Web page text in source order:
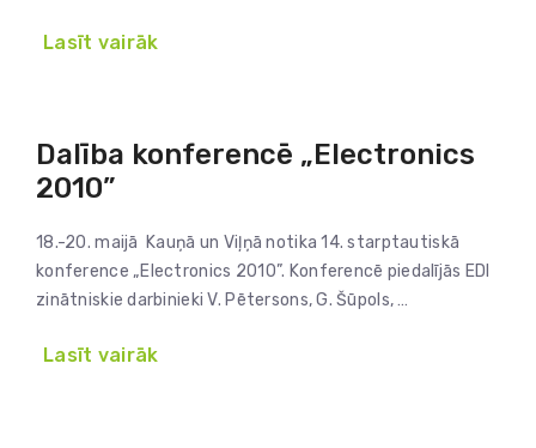
Lasīt vairāk
Dalība konferencē „Electronics
2010”
18.-20. maijā Kauņā un Viļņā notika 14. starptautiskā
konference „Electronics 2010”. Konferencē piedalījās EDI
zinātniskie darbinieki V. Pētersons, G. Šūpols, …
Lasīt vairāk